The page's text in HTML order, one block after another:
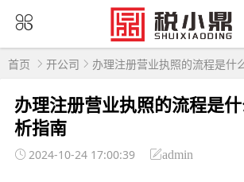
首页 开公司 办理注册营业执照的流程是什
办理注册营业执照的流程是
析指南
2024-10-24 17:00:39 admin